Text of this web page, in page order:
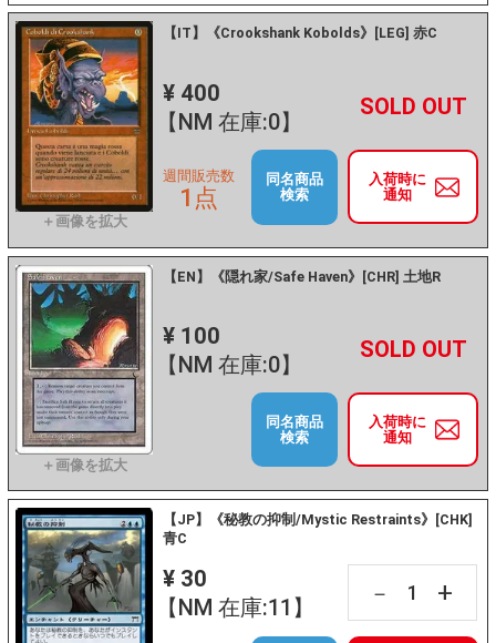
【IT】《Crookshank Kobolds》[LEG] 赤C
¥ 400
【NM 在庫:0】
－ +
入荷時に
通知
週間販売数
1点
同名商品
検索
【EN】《隠れ家/Safe Haven》[CHR] 土地R
¥ 100
【NM 在庫:0】
－ +
入荷時に
通知
同名商品
検索
【JP】《秘教の抑制/Mystic Restraints》[CHK]
青C
¥ 30
【NM 在庫:11】
－ +